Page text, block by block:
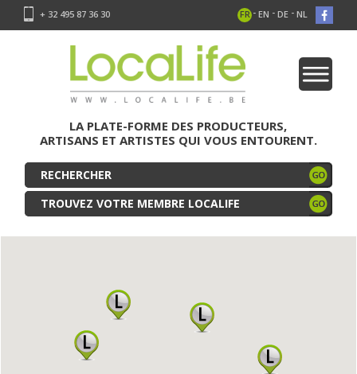
+ 32 495 87 36 30 FR - EN - DE - NL
LA PLATE-FORME DES PRODUCTEURS,
ARTISANS ET ARTISTES QUI VOUS ENTOURENT.
TROUVEZ VOTRE MEMBRE LOCALIFE